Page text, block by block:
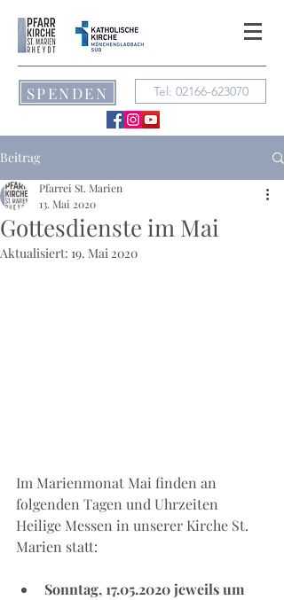
SPENDEN Tel: 02166-623070
Beitrag
Gottesdienste im Mai
Pfarrei St. Marien
13. Mai 2020
Aktualisiert: 19. Mai 2020
Im Marienmonat Mai finden an
folgenden Tagen und Uhrzeiten
Heilige Messen in unserer Kirche St.
Marien statt:
Sonntag, 17.05.2020 jeweils um